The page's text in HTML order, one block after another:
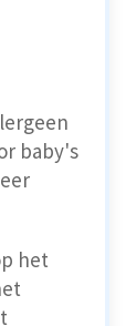
baby's
het